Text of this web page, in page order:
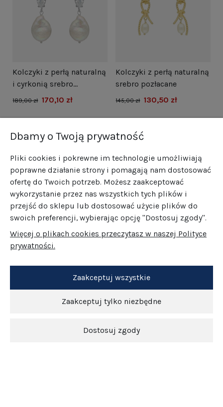
Kolczyki z perłą naturalną
i cyrkonią srebro
rodowane
189,00 zł 170,10 zł
Kolczyki z perłą naturalną
srebro pozłacane
145,00 zł 130,50 zł
Dbamy o Twoją prywatność
Pliki cookies i pokrewne im technologie umożliwiają
poprawne działanie strony i pomagają nam dostosować
ofertę do Twoich potrzeb. Możesz zaakceptować
wykorzystanie przez nas wszystkich tych plików i
przejść do sklepu lub dostosować użycie plików do
swoich preferencji, wybierając opcję "Dostosuj zgody".
Więcej o plikach cookies przeczytasz w naszej Polityce
prywatności.
Zaakceptuj tylko niezbędne
Dostosuj zgody
Zaakceptuj wszystkie